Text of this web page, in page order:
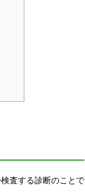
査する診断のことで